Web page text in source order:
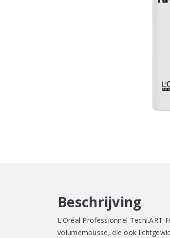
Beschrijving
L’Oréal Professionnel Tecni.ART
volumemousse, die ook